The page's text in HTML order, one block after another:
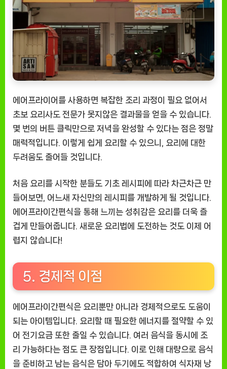
에어프라이어를 사용하면 복잡한 조리 과정이 필요 없어서
초보 요리사도 전문가 못지않은 결과물을 얻을 수 있습니다.
몇 번의 버튼 클릭만으로 저녁을 완성할 수 있다는 점은 정말
매력적입니다. 이렇게 쉽게 요리할 수 있으니, 요리에 대한
두려움도 줄어들 것입니다.
처음 요리를 시작한 분들도 기초 레시피에 따라 차근차근 만
들어보면, 어느새 자신만의 레시피를 개발하게 될 것입니다.
에어프라이간편식을 통해 느끼는 성취감은 요리를 더욱 즐
겁게 만들어줍니다. 새로운 요리법에 도전하는 것도 이제 어
렵지 않습니다!
5. 경제적 이점
에어프라이간편식은 요리뿐만 아니라 경제적으로도 도움이
되는 아이템입니다. 요리할 때 필요한 에너지를 절약할 수 있
어 전기요금 또한 줄일 수 있습니다. 여러 음식을 동시에 조
리 가능하다는 점도 큰 장점입니다. 이로 인해 대량으로 음식
을 준비하고 남는 음식은 담아 두기에도 적합하여 식자재 낭